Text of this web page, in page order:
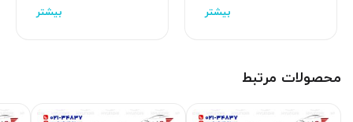
محصولات مرتبط